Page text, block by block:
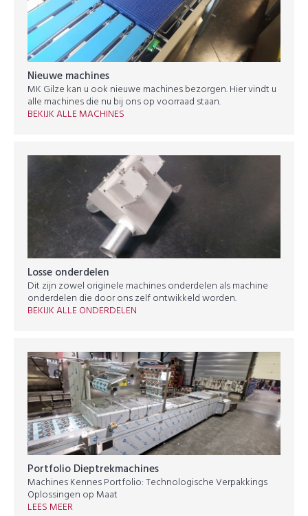
Nieuwe machines
MK Gilze kan u ook nieuwe machines bezorgen. Hier vindt u
alle machines die nu bij ons op voorraad staan.
BEKIJK ALLE MACHINES
Losse onderdelen
Dit zijn zowel originele machines onderdelen als machine
onderdelen die door ons zelf ontwikkeld worden.
BEKIJK ALLE ONDERDELEN
Portfolio Dieptrekmachines
Machines Kennes Portfolio: Technologische Verpakkings
Oplossingen op Maat
LEES MEER